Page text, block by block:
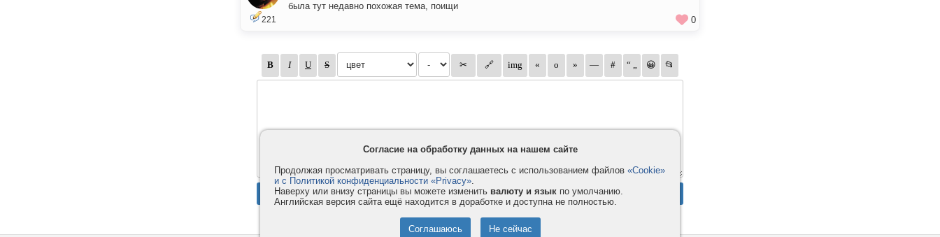
221
была тут недавно похожая тема, поищи
0
Согласие на обработку данных на нашем сайте
Продолжая просматривать страницу, вы соглашаетесь с использованием файлов «Cookie»
и с Политикой конфиденциальности «Privacy».
Наверху или внизу страницы вы можете изменить валюту и язык по умолчанию.
Английская версия сайта ещё находится в доработке и доступна не полностью.